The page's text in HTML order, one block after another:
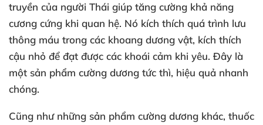
truyền của người Thái giúp tăng cường khả năng
cương cứng khi quan hệ. Nó kích thích quá trình lưu
thông máu trong các khoang dương vật, kích thích
cậu nhỏ để đạt được các khoái cảm khi yêu. Đây là
một sản phẩm cường dương tức thì, hiệu quả nhanh
chóng.
Cũng như những sản phẩm cường dương khác, thuốc